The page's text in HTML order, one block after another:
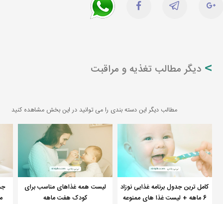
دیگر مطالب تغذیه و مراقبت
مطالب دیگر این دسته بندی را می توانید در این بخش مشاهده کنید
کامل ترین جدول برنامه غذایی نوزاد
6 ماهه + لیست غذا های ممنوعه
لیست همه غذاهای مناسب برای
کودک هفت ماهه